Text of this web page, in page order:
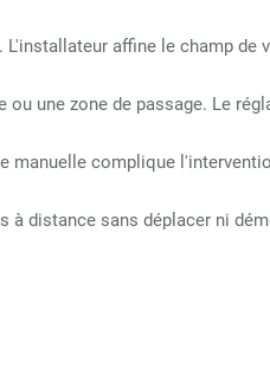
affine le champ de
ou une zone de passage. Le
manuelle complique
à distance sans déplacer ni